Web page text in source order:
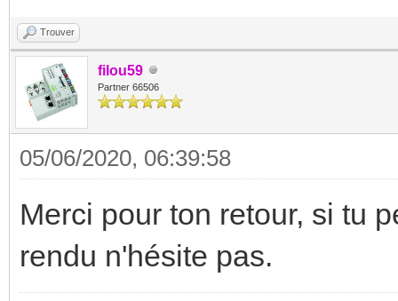
Trouver
filou59
Partner 66506
05/06/2020, 06:39:58
Merci pour ton retour, si tu
rendu n'hésite pas.